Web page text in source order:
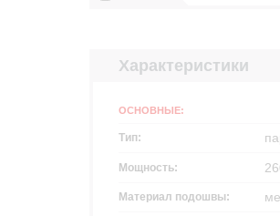
Характеристики
ОСНОВНЫЕ:
Тип:
Мощность:
Материал подошвы: